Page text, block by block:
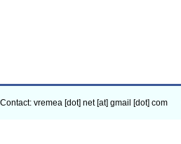
Contact: vremea [dot] net [at] gmail [dot] com